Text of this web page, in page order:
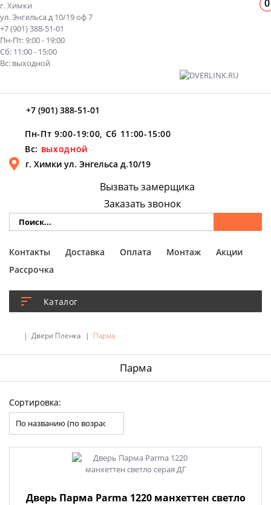
г. Химки
ул. Энгельса д 10/19 оф 7
+7 (901) 388-51-01
Пн-Пт: 9:00 - 19:00
Сб: 11:00 - 15:00
Вс: выходной
+7 (901) 388-51-01
Пн-Пт 9:00-19:00, Сб 11:00-15:00
Вс: выходной
г. Химки ул. Энгельса д.10/19
Каталог
Вызвать замерщика
Заказать звонок
Контакты Доставка Оплата Монтаж
Акции
Рассрочка
Двери Пленка Парма
Парма
Сортировка:
Дверь Парма Parma 1220 манхеттен светло
0